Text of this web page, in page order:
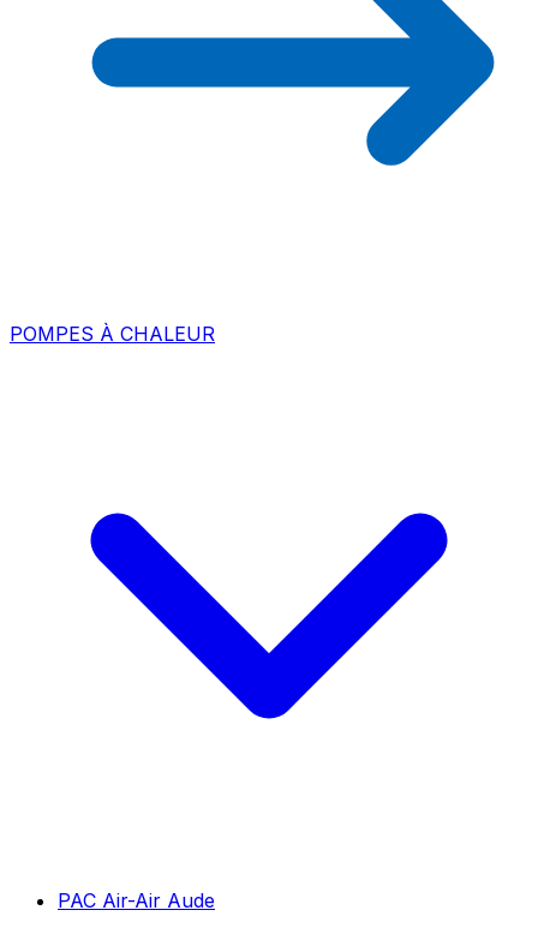
POMPES À CHALEUR
PAC Air-Air Aude